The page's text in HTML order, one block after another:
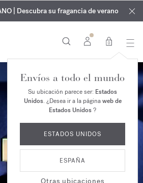
la nueva fragancia OUD
velvet mood
en su pedido*
| En todas las fragancias y aceites
hasta el 9 de agosto
| Descubra su fragancia de verano
0
Envíos a todo el mundo
Su ubicación parece ser: Estados
Unidos. ¿Desea ir a la páginaweb de
Estados Unidos?
ESTADOS UNIDOS
ESPAÑA